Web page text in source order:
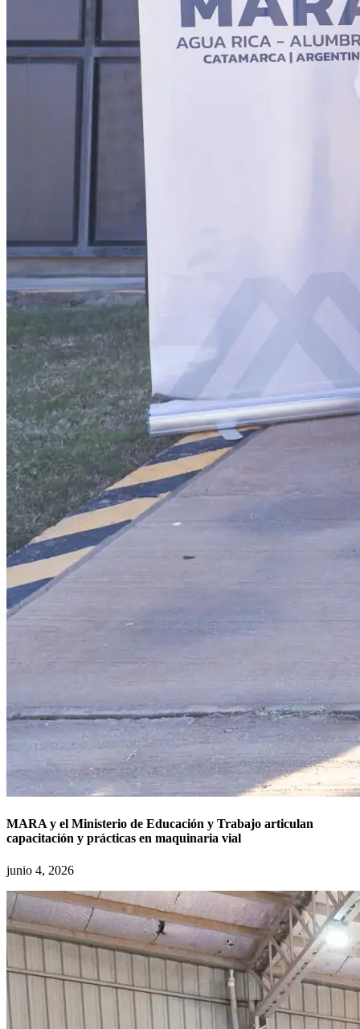
MARA y el Ministerio de Educación y Trabajo articulan
capacitación y prácticas en maquinaria vial
junio 4, 2026